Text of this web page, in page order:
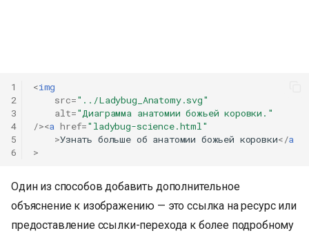
1
2
3
4
5
6
<img
src="../Ladybug_Anatomy.svg"
alt="Диаграмма анатомии божьей коровки."
/><a href="ladybug-science.html"
>Узнать больше об анатомии божьей коровки</a
>
Один из способов добавить дополнительное
объяснение к изображению — это ссылка на ресурс или
предоставление ссылки-перехода к более подробному